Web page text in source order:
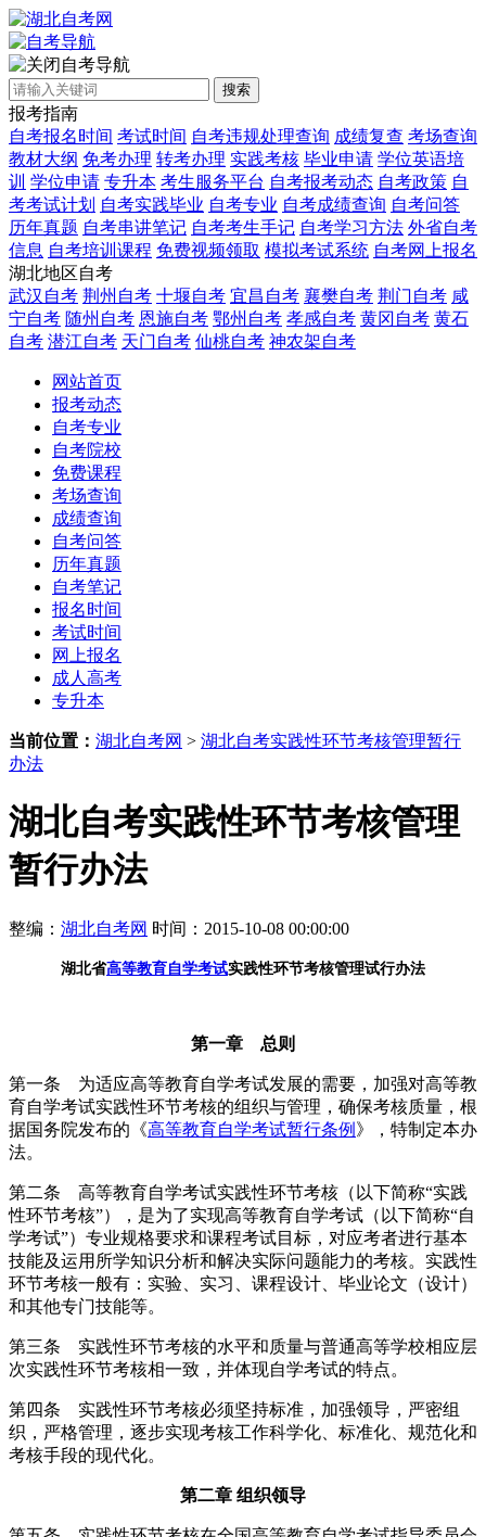
自考导航
搜索
报考指南
自考报名时间 考试时间 自考违规处理查询 成绩复查 考场查询
教材大纲 免考办理 转考办理 实践考核 毕业申请 学位英语培
训 学位申请 专升本 考生服务平台 自考报考动态 自考政策 自
考考试计划 自考实践毕业 自考专业 自考成绩查询 自考问答
历年真题 自考串讲笔记 自考考生手记 自考学习方法 外省自考
信息 自考培训课程 免费视频领取 模拟考试系统 自考网上报名
湖北地区自考
武汉自考 荆州自考 十堰自考 宜昌自考 襄樊自考 荆门自考 咸
宁自考 随州自考 恩施自考 鄂州自考 孝感自考 黄冈自考 黄石
自考 潜江自考 天门自考 仙桃自考 神农架自考
网站首页
报考动态
自考专业
自考院校
免费课程
考场查询
成绩查询
自考问答
历年真题
自考笔记
报名时间
考试时间
网上报名
成人高考
专升本
当前位置： 湖北自考网 > 湖北自考实践性环节考核管理暂行
办法
湖北自考实践性环节考核管理
暂行办法
整编： 湖北自考网 时间：2015-10-08 00:00:00
湖北省高等教育自学考试实践性环节考核管理试行办法
第一章 总则
第一条 为适应高等教育自学考试发展的需要，加强对高等教
育自学考试实践性环节考核的组织与管理，确保考核质量，根
据国务院发布的《高等教育自学考试暂行条例 》，特制定本办
法。
第二条 高等教育自学考试实践性环节考核（以下简称“实践
性环节考核”），是为了实现高等教育自学考试（以下简称“自
学考试”）专业规格要求和课程考试目标，对应考者进行基本
技能及运用所学知识分析和解决实际问题能力的考核。实践性
环节考核一般有：实验、实习、课程设计、毕业论文（设计）
和其他专门技能等。
第三条 实践性环节考核的水平和质量与普通高等学校相应层
次实践性环节考核相一致，并体现自学考试的特点。
第四条 实践性环节考核必须坚持标准，加强领导，严密组
织，严格管理，逐步实现考核工作科学化、标准化、规范化和
考核手段的现代化。
第二章 组织领导